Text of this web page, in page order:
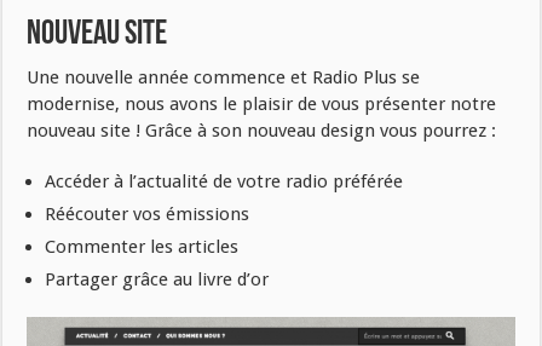
Nouveau Site
Une nouvelle année commence et Radio Plus se
modernise, nous avons le plaisir de vous présenter notre
nouveau site ! Grâce à son nouveau design vous pourrez :
Accéder à l’actualité de votre radio préférée
Réécouter vos émissions
Commenter les articles
Partager grâce au livre d’or